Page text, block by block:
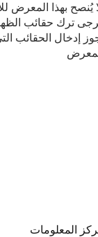
يُنصح بهذا المعرض
ترك حقائب
إدخال الحقائب
المعلومات